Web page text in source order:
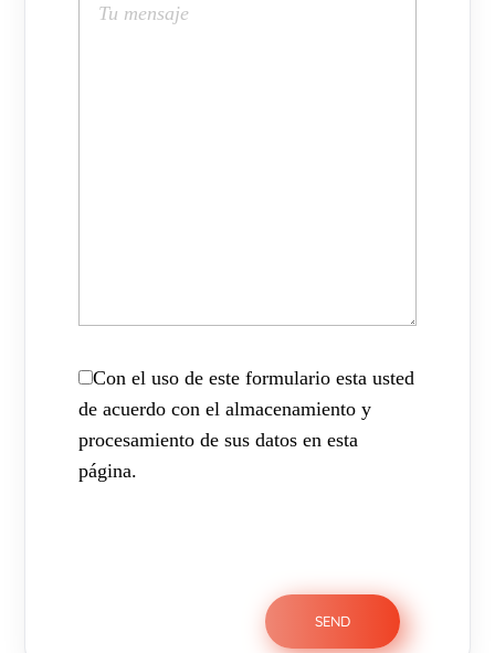
Con el uso de este formulario esta usted
de acuerdo con el almacenamiento y
procesamiento de sus datos en esta
página.